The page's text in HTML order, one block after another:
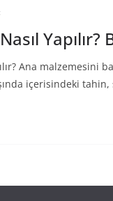
Yapılır?
Ana malzemesini
içerisindeki tahin,